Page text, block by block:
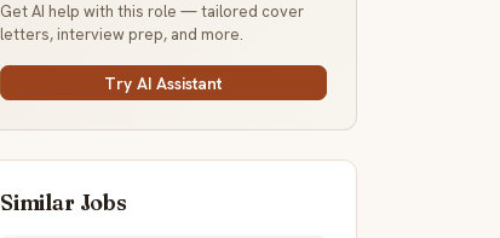
Get AI help with this role — tailored cover
letters, interview prep, and more.
Try AI Assistant
Similar Jobs